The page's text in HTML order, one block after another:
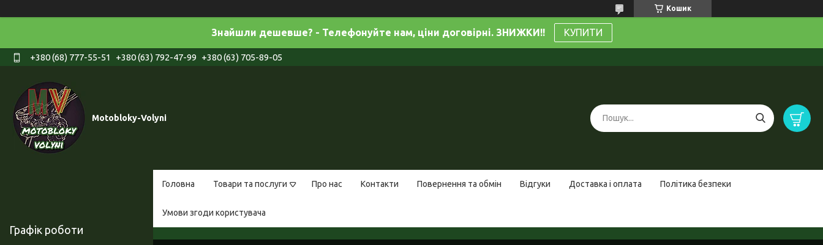
Кошик
Знайшли дешевше? - Телефонуйте нам, ціни договірні. ЗНИЖКИ!! КУПИТИ
+380 (68) 777-55-51 +380 (63) 792-47-99 +380 (63) 705-89-05
Motobloky-Volyni
Головна Товари та послуги Про нас Контакти Повернення та обмін Відгуки Доставка і оплата Політика безпеки
Умови згоди користувача
Графік роботи